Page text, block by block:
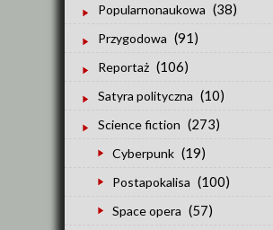
Popularnonaukowa (38)
Przygodowa (91)
Reportaż (106)
Satyra polityczna (10)
Science fiction (273)
Cyberpunk (19)
Postapokalisa (100)
Space opera (57)